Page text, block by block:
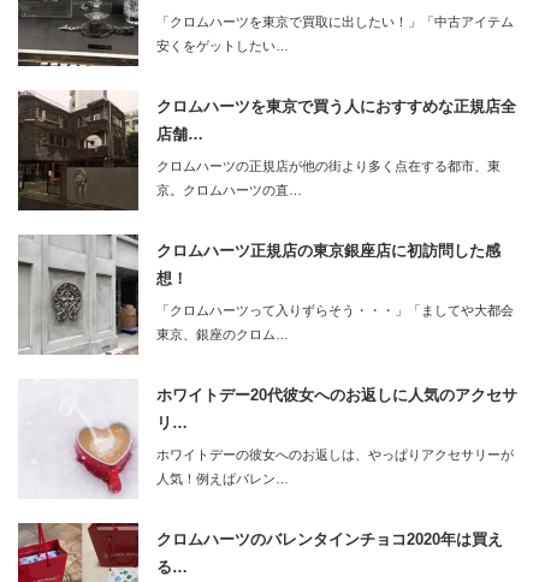
「クロムハーツを東京で買取に出したい！」「中古アイテム
安くをゲットしたい…
クロムハーツを東京で買う人におすすめな正規店全
店舗…
クロムハーツの正規店が他の街より多く点在する都市、東
京。クロムハーツの直…
クロムハーツ正規店の東京銀座店に初訪問した感
想！
「クロムハーツって入りずらそう・・・」「ましてや大都会
東京、銀座のクロム…
ホワイトデー20代彼女へのお返しに人気のアクセサ
リ…
ホワイトデーの彼女へのお返しは、やっぱりアクセサリーが
人気！例えばバレン…
クロムハーツのバレンタインチョコ2020年は買え
る…